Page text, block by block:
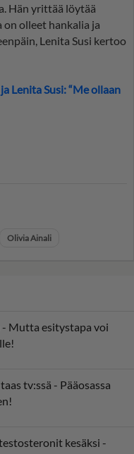
Hän yrittää löytää
olleet hankalia ja
Lenita Susi kertoo
Lenita Susi: “Me ollaan
Olivia Ainali
Mutta esitystapa voi
tv:ssä - Pääosassa
kesäksi -